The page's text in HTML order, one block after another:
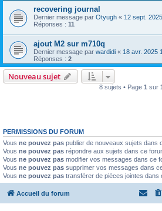
recovering journal
Dernier message par Otyugh « 12 sept.
Réponses : 11
ajout M2 sur m710q
Dernier message par wardidi « 18 avr. 2025
Réponses : 2
Nouveau sujet
8 sujets • Page 1 sur
PERMISSIONS DU FORUM
Vous ne pouvez pas publier de nouveaux sujets dans
Vous ne pouvez pas répondre aux sujets dans ce
Vous ne pouvez pas modifier vos messages dans ce
Vous ne pouvez pas supprimer vos messages dans
Vous ne pouvez pas transférer de pièces jointes dans
Accueil du forum